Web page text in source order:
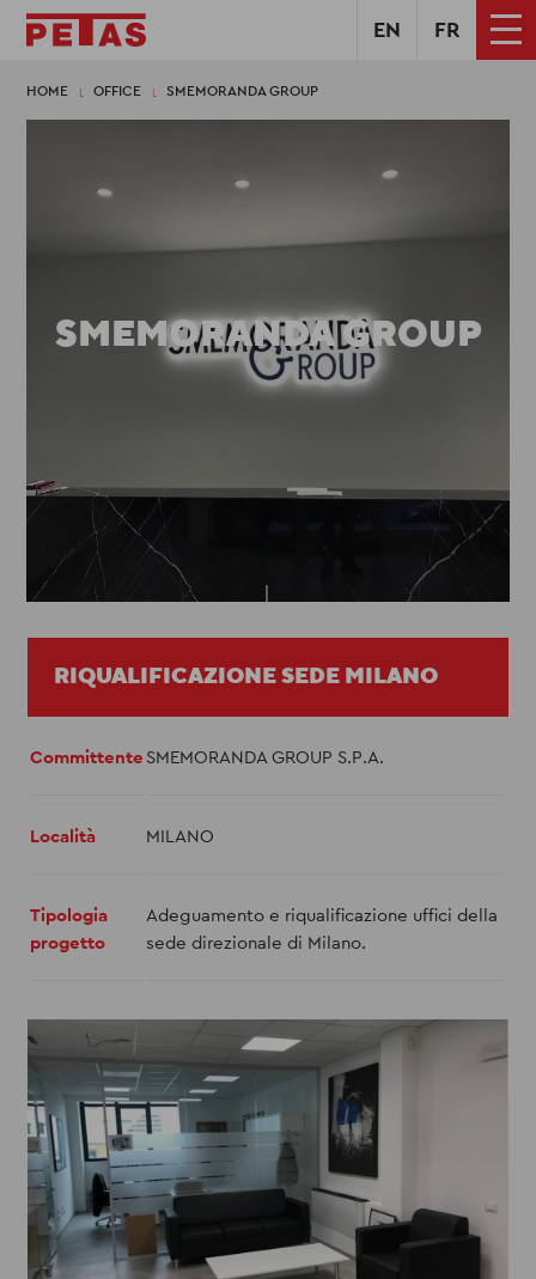
EN FR
HOME OFFICE SMEMORANDA GROUP
SMEMORANDA GROUP
RIQUALIFICAZIONE SEDE MILANO
Committente SMEMORANDA GROUP S.P.A.
Località MILANO
Tipologia
progetto
Adeguamento e riqualificazione uffici della
sede direzionale di Milano.